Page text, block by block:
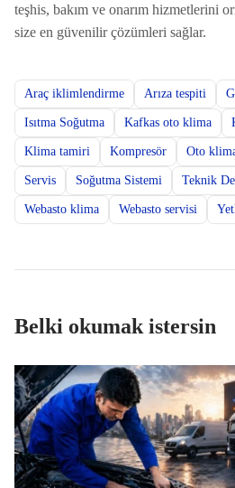
teşhis, bakım ve onarım hizmetlerini
size en güvenilir çözümleri sağlar.
Araç iklimlendirme Arıza tespiti
Isıtma Soğutma Kafkas oto klima
Klima tamiri Kompresör Oto
Servis Soğutma Sistemi Teknik
Webasto klima Webasto servisi
Belki okumak istersin